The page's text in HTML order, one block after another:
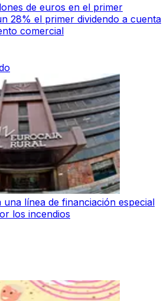
de euros en el primer
28% el primer dividendo a cuenta
comercial
línea de financiación especial
los incendios